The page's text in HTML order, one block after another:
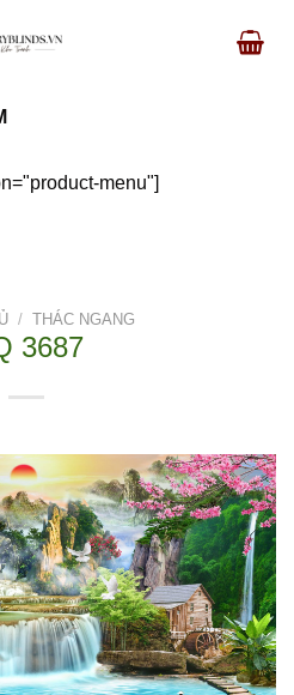
menu"]
/ THÁC NGANG
3687